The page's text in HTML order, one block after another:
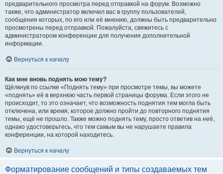
предварительного просмотра перед отправкой на форум. Возможно
также, что администратор включил вас в группу пользователей,
сообщения которых, по его или её мнению, должны быть предварительно
просмотрены перед отправкой. Пожалуйста, свяжитесь с
администратором конференции для получения дополнительной
информации.
Вернуться к началу
Как мне вновь поднять мою тему?
Щёлкнув по ссылке «Поднять тему» при просмотре темы, вы можете
«поднять» её в верхнюю часть первой страницы форума. Если этого не
происходит, то это означает, что возможность поднятия тем могла быть
отключена, или время, которое должно пройти до повторного поднятия
темы, ещё не прошло. Также можно поднять тему, просто ответив на неё,
однако удостоверьтесь, что тем самым вы не нарушаете правила
конференции, на которой находитесь.
Вернуться к началу
Форматирование сообщений и типы создаваемых тем